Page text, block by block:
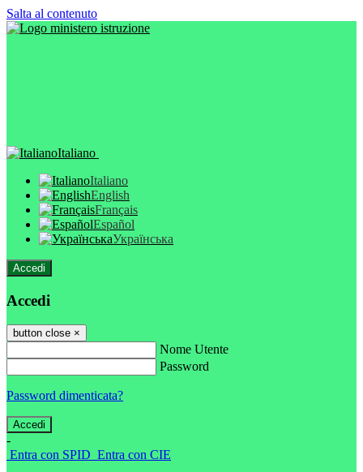
Salta al contenuto
Italiano
Italiano
English
Français
Español
Українська
Accedi
Accedi
button close ×
Nome Utente
Password
Password dimenticata?
-
Entra con SPID Entra con CIE